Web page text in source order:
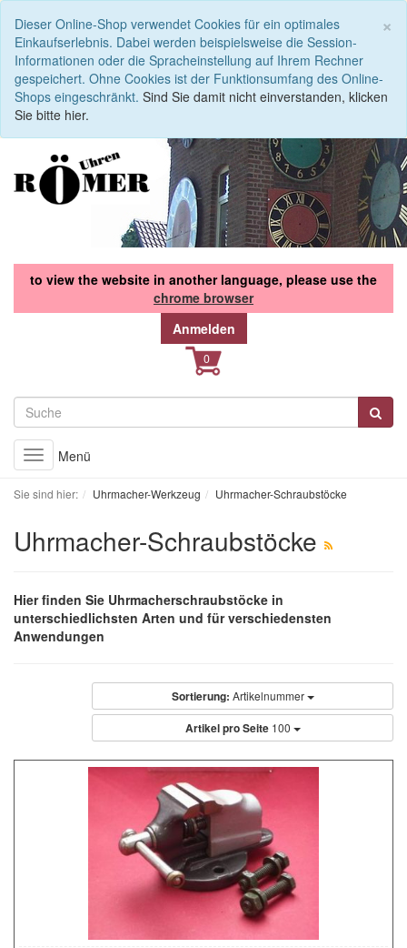
×
Dieser Online-Shop verwendet Cookies für ein optimales
Einkaufserlebnis. Dabei werden beispielsweise die Session-
Informationen oder die Spracheinstellung auf Ihrem Rechner
gespeichert. Ohne Cookies ist der Funktionsumfang des Online-
Shops eingeschränkt. Sind Sie damit nicht einverstanden, klicken
Sie bitte hier.
to view the website in another language, please use the
chrome browser
Anmelden
Toggle
navigation
Menü
Sie sind hier: Uhrmacher-Werkzeug Uhrmacher-Schraubstöcke
Uhrmacher-Schraubstöcke
Hier finden Sie Uhrmacherschraubstöcke in
unterschiedlichsten Arten und für verschiedensten
Anwendungen
Sortierung: Artikelnummer
Artikel pro Seite 100